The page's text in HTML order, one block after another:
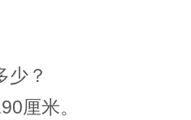
少？
厘米。